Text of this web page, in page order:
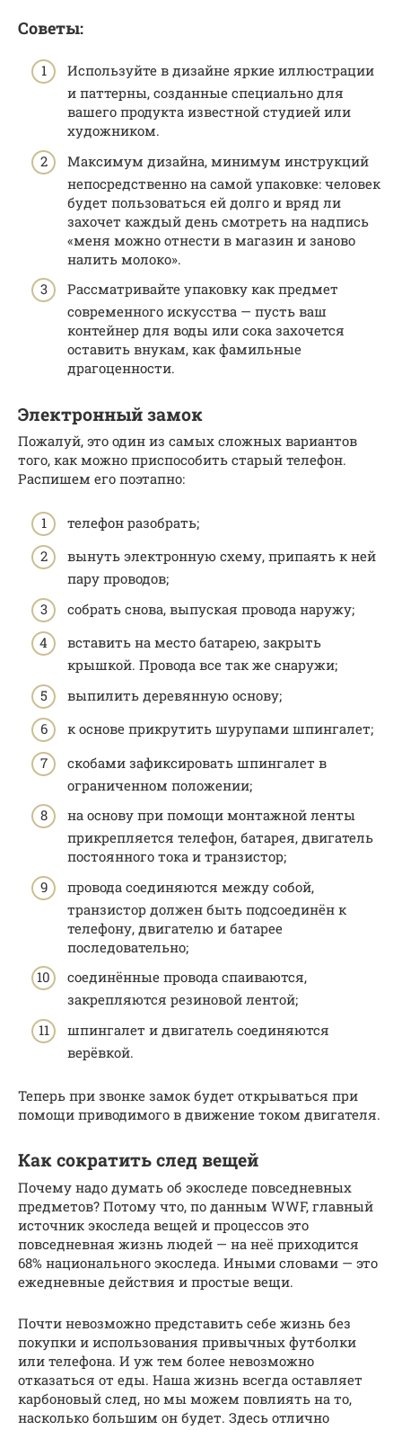
Советы:
Используйте в дизайне яркие иллюстрации
и паттерны, созданные специально для
вашего продукта известной студией или
художником.
Максимум дизайна, минимум инструкций
непосредственно на самой упаковке: человек
будет пользоваться ей долго и вряд ли
захочет каждый день смотреть на надпись
«меня можно отнести в магазин и заново
налить молоко».
Рассматривайте упаковку как предмет
современного искусства — пусть ваш
контейнер для воды или сока захочется
оставить внукам, как фамильные
драгоценности.
Электронный замок
Пожалуй, это один из самых сложных вариантов
того, как можно приспособить старый телефон.
Распишем его поэтапно:
телефон разобрать;
вынуть электронную схему, припаять к ней
пару проводов;
собрать снова, выпуская провода наружу;
вставить на место батарею, закрыть
крышкой. Провода все так же снаружи;
выпилить деревянную основу;
к основе прикрутить шурупами шпингалет;
скобами зафиксировать шпингалет в
ограниченном положении;
на основу при помощи монтажной ленты
прикрепляется телефон, батарея, двигатель
постоянного тока и транзистор;
провода соединяются между собой,
транзистор должен быть подсоединён к
телефону, двигателю и батарее
последовательно;
соединённые провода спаиваются,
закрепляются резиновой лентой;
шпингалет и двигатель соединяются
верёвкой.
Теперь при звонке замок будет открываться при
помощи приводимого в движение током двигателя.
Как сократить след вещей
Почему надо думать об экоследе повседневных
предметов? Потому что, по данным WWF, главный
источник экоследа вещей и процессов это
повседневная жизнь людей — на неё приходится
68% национального экоследа. Иными словами — это
ежедневные действия и простые вещи.
Почти невозможно представить себе жизнь без
покупки и использования привычных футболки
или телефона. И уж тем более невозможно
отказаться от еды. Наша жизнь всегда оставляет
карбоновый след, но мы можем повлиять на то,
насколько большим он будет. Здесь отлично